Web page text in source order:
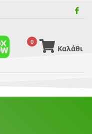
0
Καλάθι